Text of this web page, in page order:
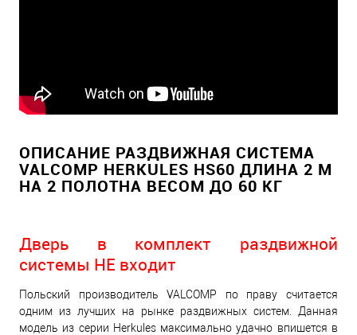
ОПИСАНИЕ РАЗДВИЖНАЯ СИСТЕМА
VALCOMP HERKULES HS60 ДЛИНА 2 М
НА 2 ПОЛОТНА ВЕСОМ ДО 60 КГ
Дверь в комплект раздвижной
системы НЕ входит
Польский производитель VALCOMP по праву считается
одним из лучших на рынке раздвижных систем. Данная
модель из серии Herkules максимально удачно впишется в